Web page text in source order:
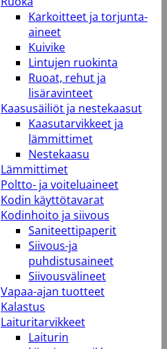
Karkoitteet ja torjunta-
aineet
Kuivike
Lintujen ruokinta
Ruoat, rehut ja
lisäravinteet
Kaasusäiliöt ja nestekaasut
Kaasutarvikkeet ja
lämmittimet
Nestekaasu
Lämmittimet
Poltto- ja voiteluaineet
Kodin käyttötavarat
Kodinhoito ja siivous
Saniteettipaperit
Siivous-ja
puhdistusaineet
Siivousvälineet
Vapaa-ajan tuotteet
Kalastus
Laituritarvikkeet
Laiturin